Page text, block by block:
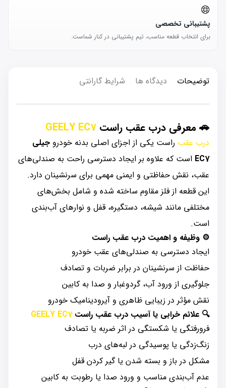
پشتیبانی تخصصی
برای انتخاب قطعه مناسب، تیم پشتیبانی در کنار شماست.
توضیحات دیدگاه ها شرایط گارانتی
🚗 معرفی درب عقب راست GEELY EC7
درب عقب راست یکی از اجزای اصلی بدنه خودرو جیلی
EC7 است که علاوه بر ایجاد دسترسی راحت به صندلی‌های
عقب، نقش حفاظتی و ایمنی مهمی برای سرنشینان دارد.
این قطعه از فلز مقاوم ساخته شده و شامل بخش‌های
مختلفی مانند شیشه، دستگیره، قفل و نوارهای آب‌بندی
است.
⚙️ وظیفه و اهمیت درب عقب راست
ایجاد دسترسی به صندلی‌های عقب خودرو
حفاظت از سرنشینان در برابر ضربات و تصادف
جلوگیری از ورود آب، گردوغبار و صدا به کابین
نقش مؤثر در زیبایی ظاهری و آیرودینامیک خودرو
🔍 علائم خرابی یا آسیب درب عقب راستGEELY EC7
فرورفتگی یا شکستگی در اثر ضربه یا تصادف
زنگ‌زدگی یا پوسیدگی در لبه‌های درب
مشکل در باز و بسته شدن یا گیر کردن قفل
عدم آب‌بندی مناسب و ورود صدا یا رطوبت به کابین